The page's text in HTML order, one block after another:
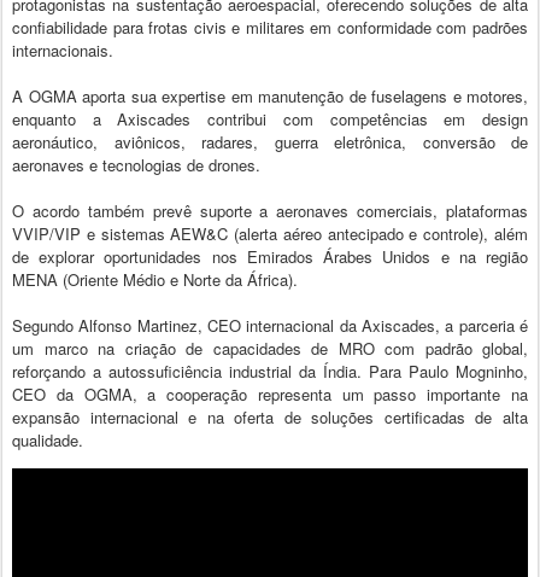
confiabilidade para frotas civis e militares em conformidade com padrões
internacionais.
A OGMA aporta sua expertise em manutenção de fuselagens e motores,
enquanto a Axiscades contribui com competências em design
aeronáutico, aviônicos, radares, guerra eletrônica, conversão de
aeronaves e tecnologias de drones.
O acordo também prevê suporte a aeronaves comerciais, plataformas
VVIP/VIP e sistemas AEW&C (alerta aéreo antecipado e controle), além
de explorar oportunidades nos Emirados Árabes Unidos e na região
MENA (Oriente Médio e Norte da África).
Segundo Alfonso Martinez, CEO internacional da Axiscades, a parceria é
um marco na criação de capacidades de MRO com padrão global,
reforçando a autossuficiência industrial da Índia. Para Paulo Mogninho,
CEO da OGMA, a cooperação representa um passo importante na
expansão internacional e na oferta de soluções certificadas de alta
qualidade.